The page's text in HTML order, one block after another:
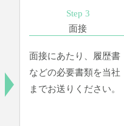
Step 3
面接
面接にあたり、履歴書
などの必要書類を当社
までお送りください。